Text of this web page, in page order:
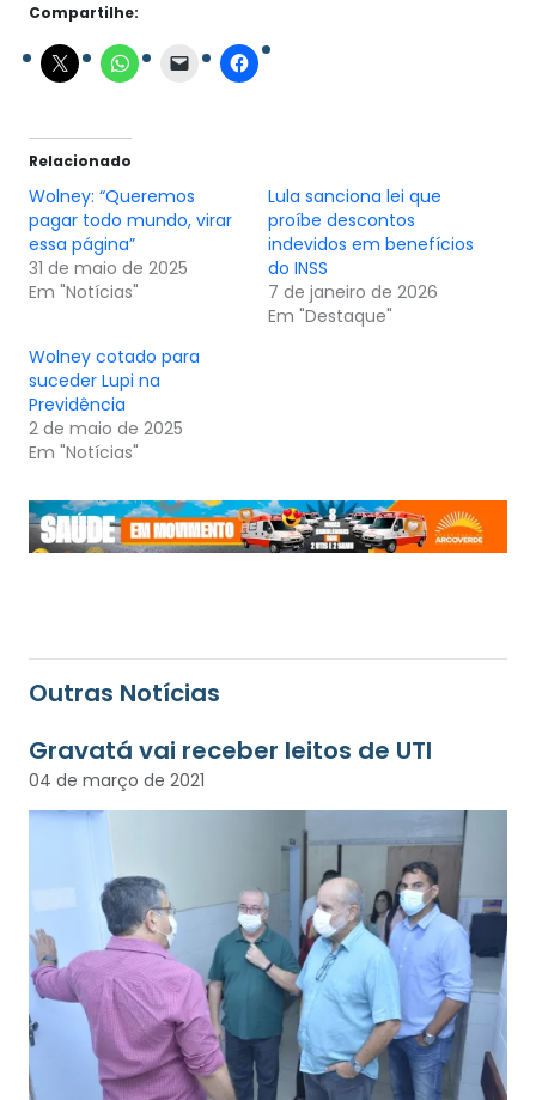
Compartilhe:
Relacionado
Wolney: “Queremos
pagar todo mundo, virar
essa página”
31 de maio de 2025
Em "Notícias"
Lula sanciona lei que
proíbe descontos
indevidos em benefícios
do INSS
7 de janeiro de 2026
Em "Destaque"
Wolney cotado para
suceder Lupi na
Previdência
2 de maio de 2025
Em "Notícias"
Outras Notícias
Gravatá vai receber leitos de UTI
04 de março de 2021